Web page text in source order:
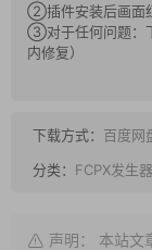
②插件安装后画面
③对于任何问题：
内修复）
下载方式： 百度网
分类： FCPX发生器
声明： 本站文